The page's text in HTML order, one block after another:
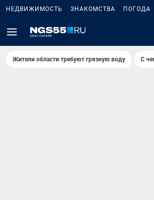
НЕДВИЖИМОСТЬ ЗНАКОМСТВА ПОГОДА
Жители области требуют грязную воду С